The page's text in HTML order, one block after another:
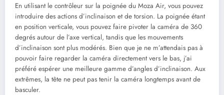
En utilisant le contrôleur sur la poignée du Moza Air, vous pouvez
introduire des actions d’inclinaison et de torsion. La poignée étant
en position verticale, vous pouvez faire pivoter la caméra de 360
degrés autour de l’axe vertical, tandis que les mouvements
d’inclinaison sont plus modérés. Bien que je ne m’attendais pas à
pouvoir faire regarder la caméra directement vers le bas, j’ai
préféré espérer une meilleure gamme d’angles d’inclinaison. Aux
extrêmes, la tête ne peut pas tenir la caméra longtemps avant de
basculer.